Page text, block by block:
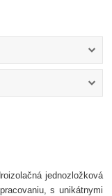
jednozložková
s unikátnymi